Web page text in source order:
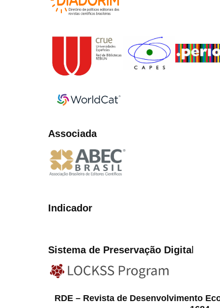
Associada
Indicador
Sistema de Preservação Digital
RDE – Revista de Desenvolvimento